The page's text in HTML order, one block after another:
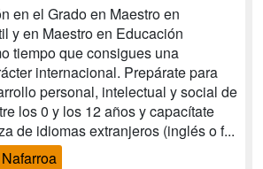
en el Grado en Maestro en
y en Maestro en Educación
tiempo que consigues una
internacional. Prepárate para
personal, intelectual y social de
los 0 y los 12 años y capacítate
de idiomas extranjeros (inglés o f...